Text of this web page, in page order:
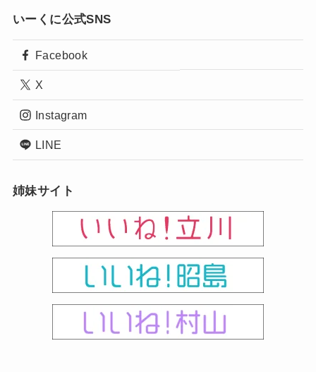
いーくに公式SNS
Facebook
X
Instagram
LINE
姉妹サイト